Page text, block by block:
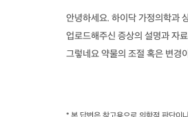
안녕하세요. 하이닥 가정의학과
업로드해주신 증상의 설명과 자
그렇네요 약물의 조절 혹은 변경